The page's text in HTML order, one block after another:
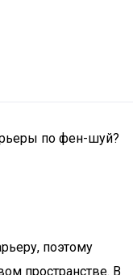
по фен-шуй?
поэтому
пространстве. В